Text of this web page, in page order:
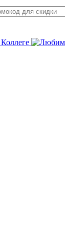
Коллеге